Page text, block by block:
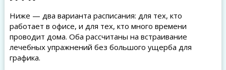
Ниже — два варианта расписания: для тех, кто
работает в офисе, и для тех, кто много времени
проводит дома. Оба рассчитаны на встраивание
лечебных упражнений без большого ущерба для
графика.